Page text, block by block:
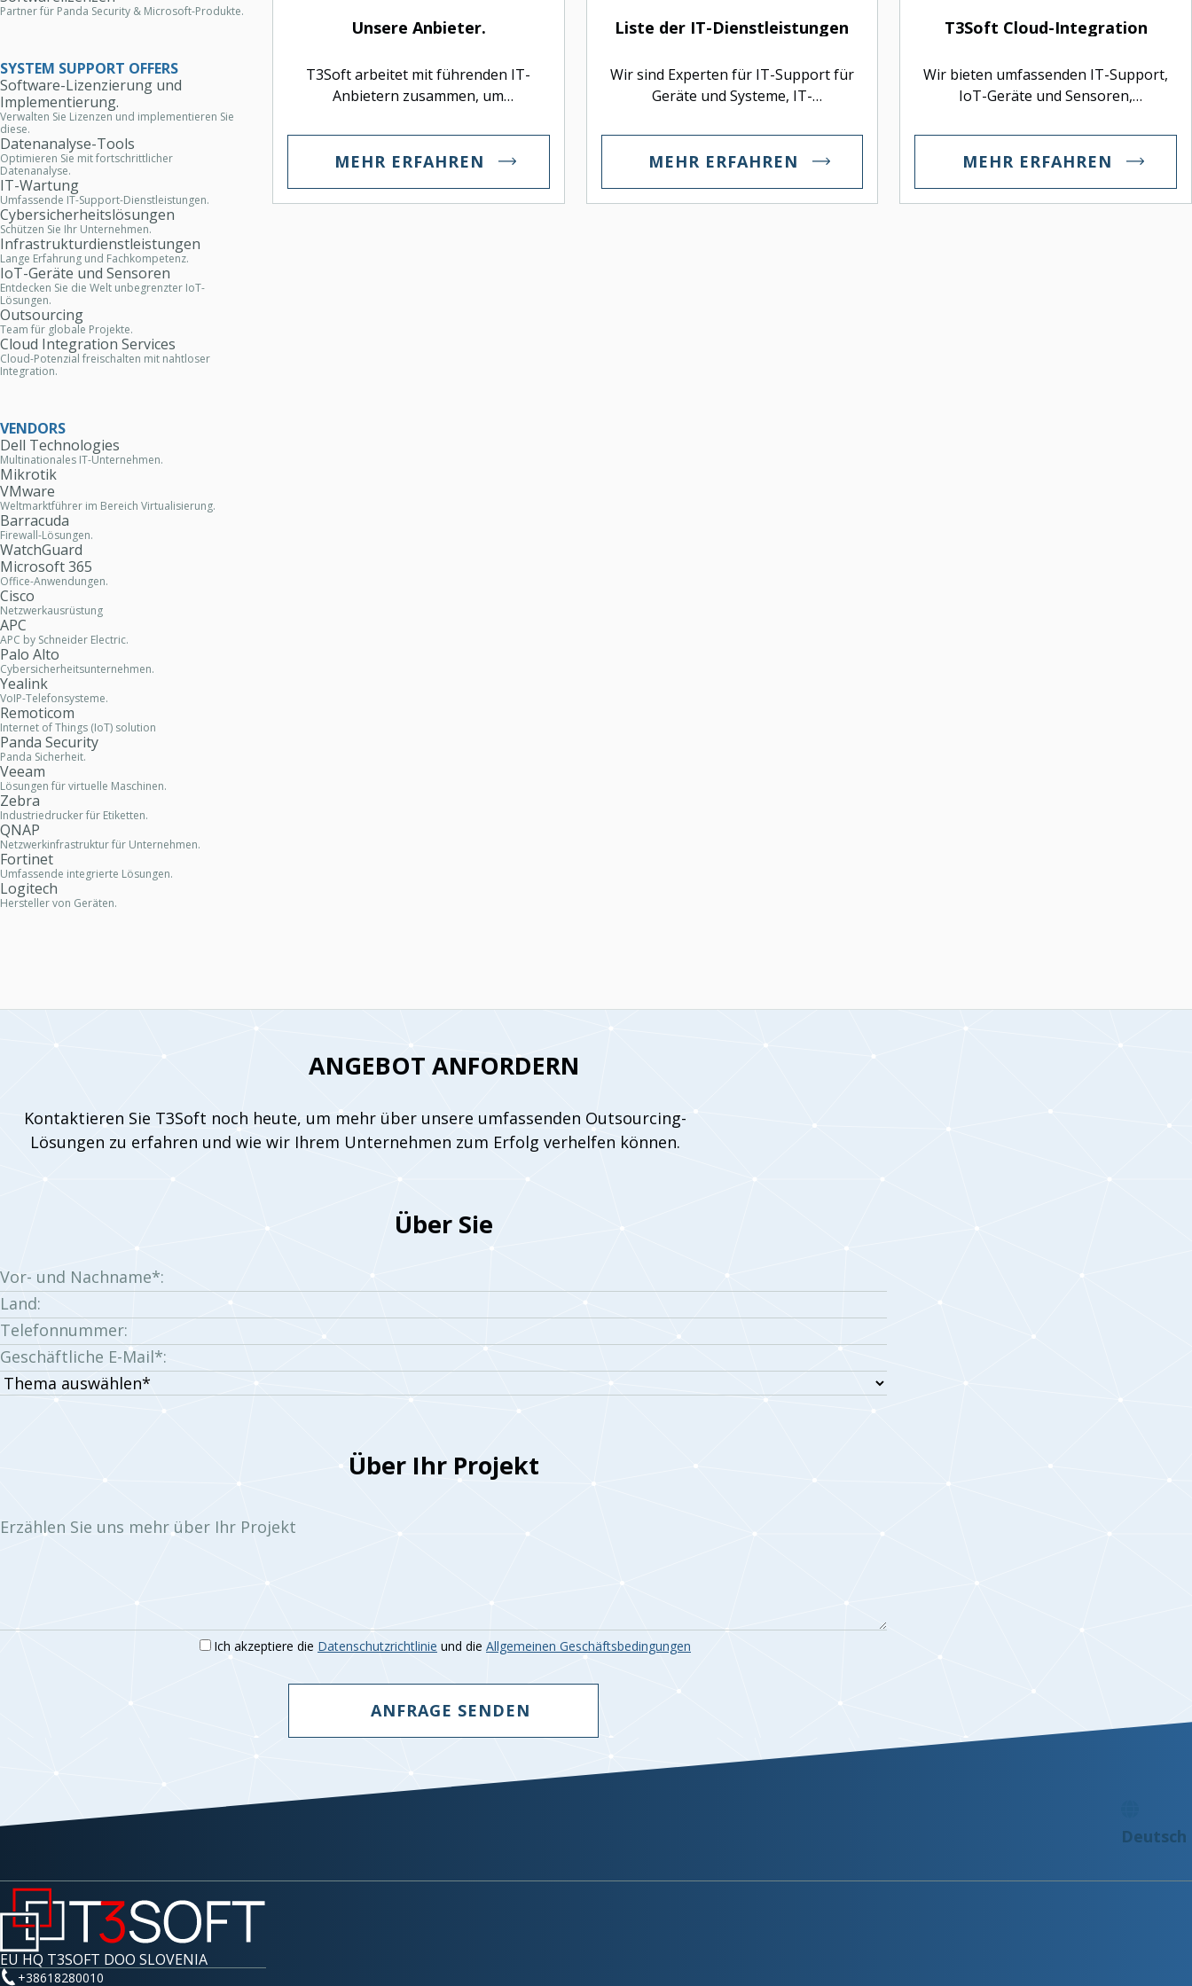
Partner für Panda Security & Microsoft-Produkte.
SYSTEM SUPPORT OFFERS
Software-Lizenzierung und
Implementierung.
Verwalten Sie Lizenzen und implementieren Sie
diese.
Datenanalyse-Tools
Optimieren Sie mit fortschrittlicher
Datenanalyse.
IT-Wartung
Umfassende IT-Support-Dienstleistungen.
Cybersicherheitslösungen
Schützen Sie Ihr Unternehmen.
Infrastrukturdienstleistungen
Lange Erfahrung und Fachkompetenz.
IoT-Geräte und Sensoren
Entdecken Sie die Welt unbegrenzter IoT-
Lösungen.
Outsourcing
Team für globale Projekte.
Cloud Integration Services
Cloud-Potenzial freischalten mit nahtloser
Integration.
VENDORS
Dell Technologies
Multinationales IT-Unternehmen.
Mikrotik
VMware
Weltmarktführer im Bereich Virtualisierung.
Barracuda
Firewall-Lösungen.
WatchGuard
Microsoft 365
Office-Anwendungen.
Cisco
Netzwerkausrüstung
APC
APC by Schneider Electric.
Palo Alto
Cybersicherheitsunternehmen.
Yealink
VoIP-Telefonsysteme.
Remoticom
Internet of Things (IoT) solution
Panda Security
Panda Sicherheit.
Veeam
Lösungen für virtuelle Maschinen.
Zebra
Industriedrucker für Etiketten.
QNAP
Netzwerkinfrastruktur für Unternehmen.
Fortinet
Umfassende integrierte Lösungen.
Logitech
Hersteller von Geräten.
Unsere Anbieter.
T3Soft arbeitet mit führenden IT-
Anbietern zusammen, um
effiziente IT-Lösungen für optimale
Leistung bereitzustellen.
MEHR ERFAHREN
Liste der IT-Dienstleistungen
Wir sind Experten für IT-Support für
Geräte und Systeme, IT-
Cybersicherheitslösungen.
MEHR ERFAHREN
T3Soft Cloud-Integration
Wir bieten umfassenden IT-Support,
IoT-Geräte und Sensoren,
Cybersicherheitslösungen sowie
Cloud-Integrationsdienste, um Ihre
verbessern.
MEHR ERFAHREN
ANGEBOT ANFORDERN
Kontaktieren Sie T3Soft noch heute, um mehr über unsere umfassenden Outsourcing-
Lösungen zu erfahren und wie wir Ihrem Unternehmen zum Erfolg verhelfen können.
Über Sie
Vor- und Nachname*:
Land:
Telefonnummer:
Geschäftliche E-Mail*:
Thema
auswählen:
Über Ihr Projekt
Erzählen Sie uns mehr über Ihr Projekt
Ich akzeptiere die Datenschutzrichtlinie und die Allgemeinen Geschäftsbedingungen
ANFRAGE SENDEN
EU HQ T3SOFT DOO SLOVENIA
+38618280010
Deutsch